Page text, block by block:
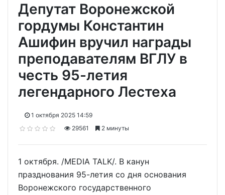
Депутат Воронежской
гордумы Константин
Ашифин вручил награды
преподавателям ВГЛУ в
честь 95-летия
легендарного Лестеха
1 октября 2025 14:59
29561
2 минуты
1 октября. /MEDIA TALK/. В канун
празднования 95-летия со дня основания
Воронежского государственного